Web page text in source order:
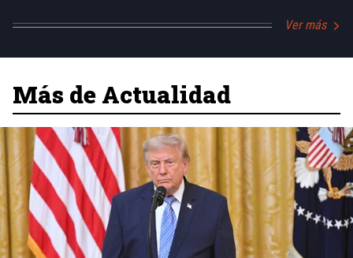
Ver más
Más de Actualidad